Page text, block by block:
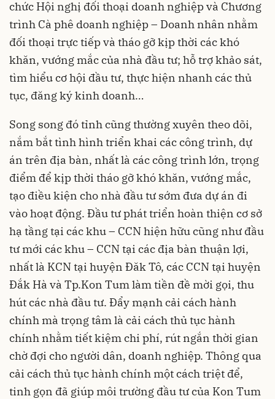
chức Hội nghị đối thoại doanh nghiệp và Chương
trình Cà phê doanh nghiệp – Doanh nhân nhằm
đối thoại trực tiếp và tháo gỡ kịp thời các khó
khăn, vướng mắc của nhà đầu tư; hỗ trợ khảo sát,
tìm hiểu cơ hội đầu tư, thực hiện nhanh các thủ
tục, đăng ký kinh doanh…
Song song đó tỉnh cũng thường xuyên theo dõi,
nắm bắt tình hình triển khai các công trình, dự
án trên địa bàn, nhất là các công trình lớn, trọng
điểm để kịp thời tháo gỡ khó khăn, vướng mắc,
tạo điều kiện cho nhà đầu tư sớm đưa dự án đi
vào hoạt động. Đầu tư phát triển hoàn thiện cơ sở
hạ tầng tại các khu – CCN hiện hữu cũng như đầu
tư mới các khu – CCN tại các địa bàn thuận lợi,
nhất là KCN tại huyện Đăk Tô, các CCN tại huyện
Đắk Hà và Tp.Kon Tum làm tiền đề mời gọi, thu
hút các nhà đầu tư. Đẩy mạnh cải cách hành
chính mà trọng tâm là cải cách thủ tục hành
chính nhằm tiết kiệm chi phí, rút ngắn thời gian
chờ đợi cho người dân, doanh nghiệp. Thông qua
cải cách thủ tục hành chính một cách triệt để,
tinh gọn đã giúp môi trường đầu tư của Kon Tum